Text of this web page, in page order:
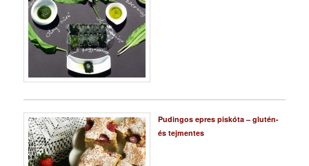
Pudingos epres piskóta – glutén-
és tejmentes